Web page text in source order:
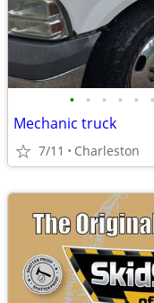
• • • • • •
Mechanic truck
7/11 Charleston